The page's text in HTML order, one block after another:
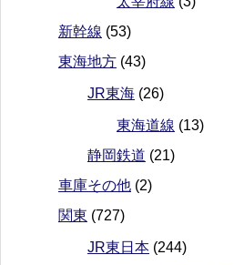
新幹線 (53)
東海地方 (43)
JR東海 (26)
東海道線 (13)
静岡鉄道 (21)
車庫その他 (2)
関東 (727)
JR東日本 (244)